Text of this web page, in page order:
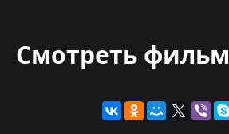
Смотреть фильм